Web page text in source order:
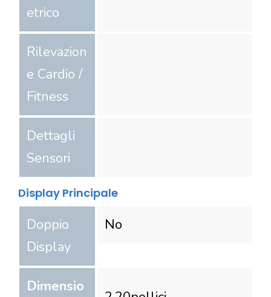
etrico
Rilevazion
e Cardio /
Fitness
Dettagli
Sensori
Display Principale
Doppio
Display
No
Dimensio